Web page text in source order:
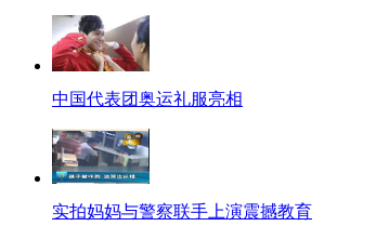
中国代表团奥运礼服亮相
实拍妈妈与警察联手上演震撼教育